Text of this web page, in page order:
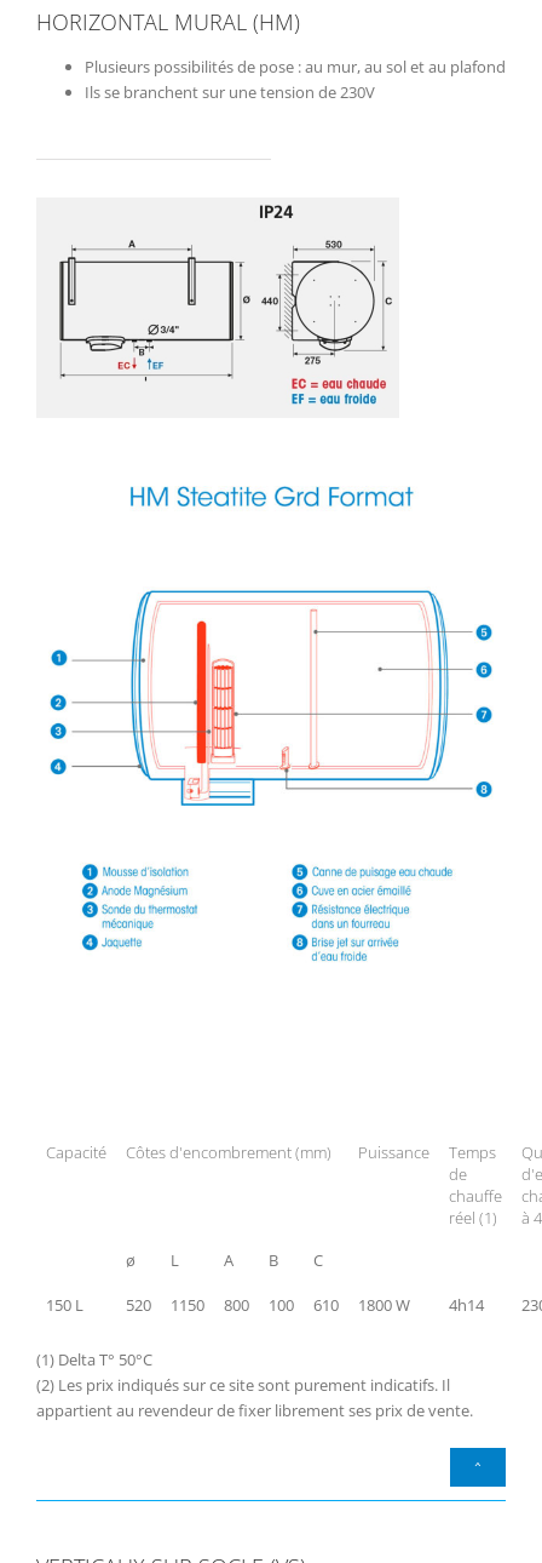
HORIZONTAL MURAL (HM)
Plusieurs possibilités de pose : au mur, au sol et au plafond
Ils se branchent sur une tension de 230V
Capacité Côtes d'encombrement (mm) Puissance
Temps
de
chauffe
réel (1)
à
ø
L A B C
150 L 520 1150 800 100 610 1800 W 4h14
(1) Delta T° 50°C
(2) Les prix indiqués sur ce site sont purement indicatifs. Il
appartient au revendeur de fixer librement ses prix de vente.
^